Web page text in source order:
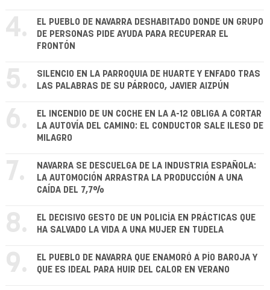
4.
EL PUEBLO DE NAVARRA DESHABITADO DONDE UN GRUPO
DE PERSONAS PIDE AYUDA PARA RECUPERAR EL
FRONTÓN
5.
SILENCIO EN LA PARROQUIA DE HUARTE Y ENFADO TRAS
LAS PALABRAS DE SU PÁRROCO, JAVIER AIZPÚN
6.
EL INCENDIO DE UN COCHE EN LA A-12 OBLIGA A CORTAR
LA AUTOVÍA DEL CAMINO: EL CONDUCTOR SALE ILESO DE
MILAGRO
7.
NAVARRA SE DESCUELGA DE LA INDUSTRIA ESPAÑOLA:
LA AUTOMOCIÓN ARRASTRA LA PRODUCCIÓN A UNA
CAÍDA DEL 7,7%
8.
EL DECISIVO GESTO DE UN POLICÍA EN PRÁCTICAS QUE
HA SALVADO LA VIDA A UNA MUJER EN TUDELA
9.
EL PUEBLO DE NAVARRA QUE ENAMORÓ A PÍO BAROJA Y
QUE ES IDEAL PARA HUIR DEL CALOR EN VERANO